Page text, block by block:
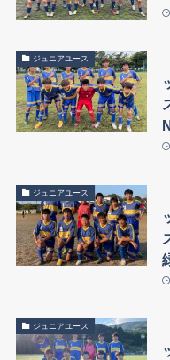
ジュニアユース
ジュニアユース
ジュニアユース